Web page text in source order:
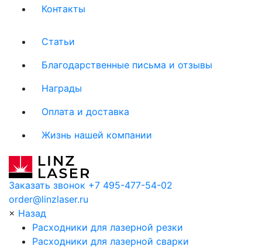
Контакты
Статьи
Благодарственные письма и отзывы
Награды
Оплата и доставка
Жизнь нашей компании
Заказать звонок +7 495-477-54-02
order@linzlaser.ru
× Назад
Расходники для лазерной резки
Расходники для лазерной сварки